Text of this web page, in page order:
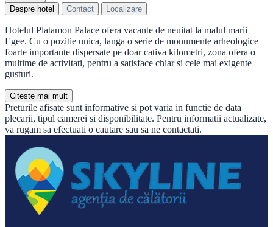
Despre hotel Contact Localizare
Hotelul Platamon Palace ofera vacante de neuitat la malul marii
Egee. Cu o pozitie unica, langa o serie de monumente arheologice
foarte importante dispersate pe doar cativa kilometri, zona ofera o
multime de activitati, pentru a satisface chiar si cele mai exigente
gusturi.
Citeste mai mult
Preturile afisate sunt informative si pot varia in functie de data
plecarii, tipul camerei si disponibilitate. Pentru informatii actualizate,
va rugam sa efectuati o cautare sau sa ne contactati.